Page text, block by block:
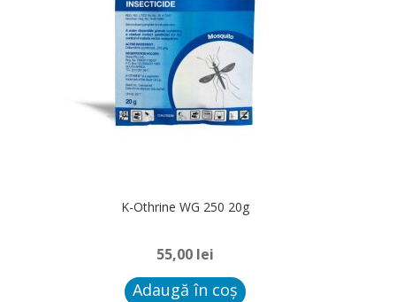
K-Othrine WG 250 20g
55,00 lei
Adaugă în coș